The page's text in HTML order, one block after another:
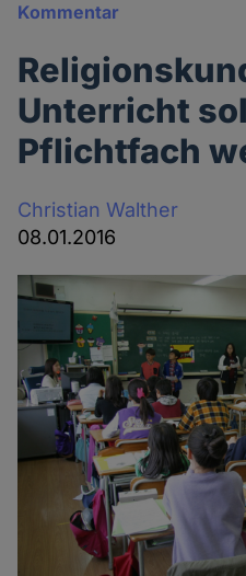
Kommentar
Unterricht
Pflichtfach
Christian Walther
08.01.2016